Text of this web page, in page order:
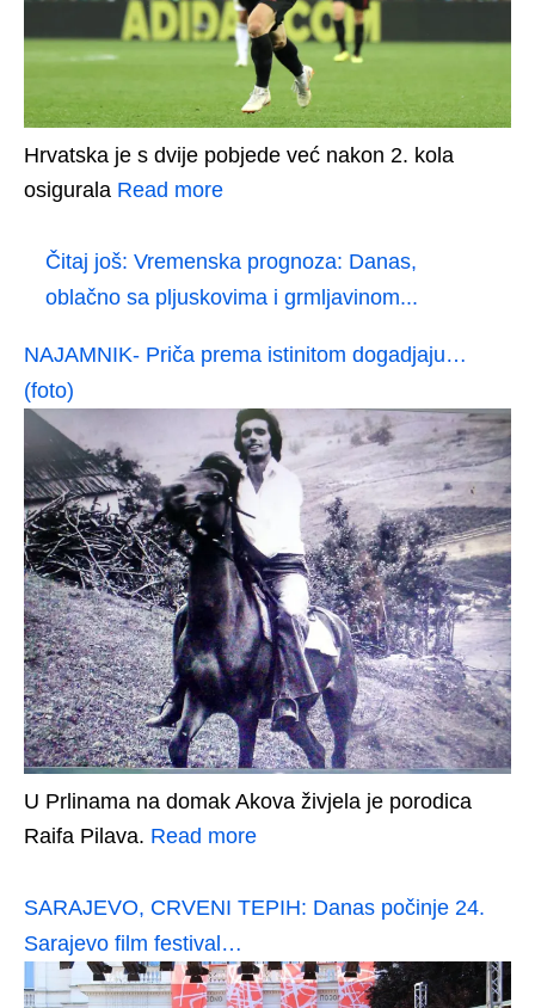
Hrvatska je s dvije pobjede već nakon 2. kola
osigurala Read more
Čitaj još: Vremenska prognoza: Danas,
oblačno sa pljuskovima i grmljavinom...
NAJAMNIK- Priča prema istinitom dogadjaju…
(foto)
U Prlinama na domak Akova živjela je porodica
Raifa Pilava. Read more
SARAJEVO, CRVENI TEPIH: Danas počinje 24.
Sarajevo film festival…